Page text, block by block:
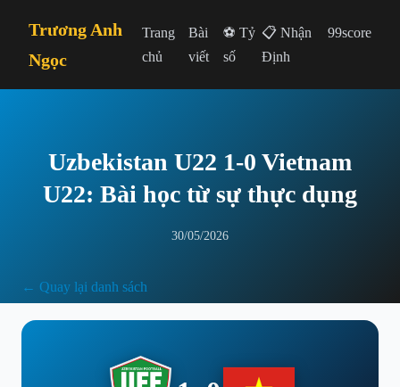
Trương Anh
Ngọc
Trang
chủ
Bài
viết
⚽ Tỷ
số
📋 Nhận
Định
99score
Uzbekistan U22 1-0 Vietnam
U22: Bài học từ sự thực dụng
30/05/2026
← Quay lại danh sách